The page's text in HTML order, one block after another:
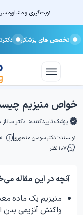
نوبت‌گیری و مشاوره
تخصص های پزشکی
خواص منیزیم
پزشک تاییدکننده: دکتر
نویسنده: دکتر سوسن منصوری
۱۰۷ نظر
آنچه در این مقاله
واکنش آنزیمی بدن